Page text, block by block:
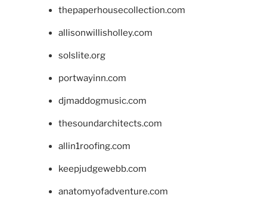
thepaperhousecollection.com
allisonwillisholley.com
solslite.org
portwayinn.com
djmaddogmusic.com
thesoundarchitects.com
allin1roofing.com
keepjudgewebb.com
anatomyofadventure.com